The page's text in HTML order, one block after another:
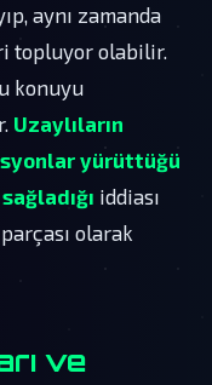
aynı zamanda
topluyor olabilir.
konuyu
Uzaylıların
yürüttüğü
iddiası
olarak
ve